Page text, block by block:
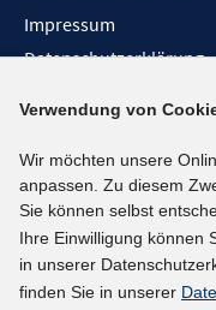
Impressum
Datenschutzerklärung
Barrieren melden
Social-Media-
BlueSky
YouTube
LinkedIn
Verwendung von
Wir möchten unsere
anpassen. Zu diesem
Sie können selbst
Ihre Einwilligung können
in unserer
finden Sie in unserer